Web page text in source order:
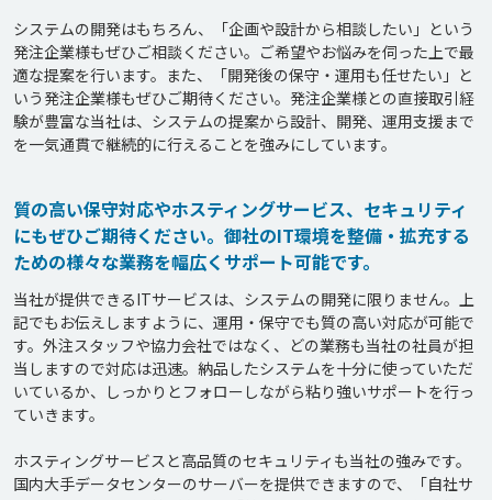
システムの開発はもちろん、「企画や設計から相談したい」という
発注企業様もぜひご相談ください。ご希望やお悩みを伺った上で最
適な提案を行います。また、「開発後の保守・運用も任せたい」と
いう発注企業様もぜひご期待ください。発注企業様との直接取引経
験が豊富な当社は、システムの提案から設計、開発、運用支援まで
を一気通貫で継続的に行えることを強みにしています。
質の高い保守対応やホスティングサービス、セキュリティ
にもぜひご期待ください。御社のIT環境を整備・拡充する
ための様々な業務を幅広くサポート可能です。
当社が提供できるITサービスは、システムの開発に限りません。上
記でもお伝えしますように、運用・保守でも質の高い対応が可能で
す。外注スタッフや協力会社ではなく、どの業務も当社の社員が担
当しますので対応は迅速。納品したシステムを十分に使っていただ
いているか、しっかりとフォローしながら粘り強いサポートを行っ
ていきます。
ホスティングサービスと高品質のセキュリティも当社の強みです。
国内大手データセンターのサーバーを提供できますので、「自社サ